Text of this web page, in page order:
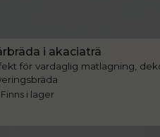
i akaciaträ
för vardaglig matlagning,
Finns i lager